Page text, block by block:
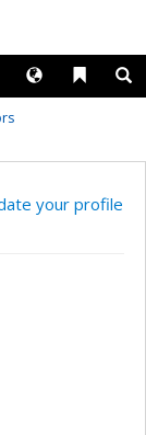
Liens
Langues
your profile